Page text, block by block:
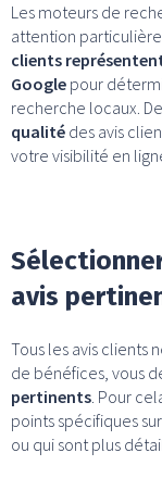
Les moteurs de
attention
clients
Google pour
recherche locaux.
qualité des avis
votre visibilité en
avis
Tous les avis clients
de bénéfices, vous
pertinents. Pour
points spécifiques
ou qui sont plus